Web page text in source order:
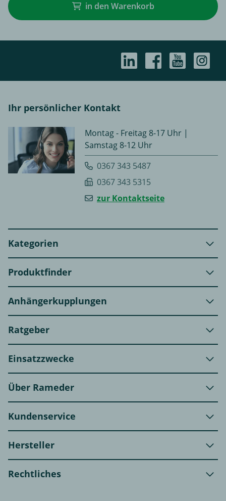
in den Warenkorb
Ihr persönlicher Kontakt
Montag - Freitag 8-17 Uhr |
Samstag 8-12 Uhr
0367 343 5487
0367 343 5315
zur Kontaktseite
Kategorien
Produktfinder
Anhängerkupplungen
Ratgeber
Einsatzzwecke
Über Rameder
Kundenservice
Hersteller
Rechtliches